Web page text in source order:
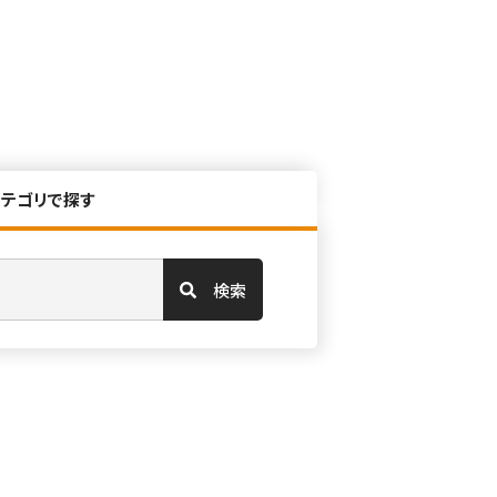
ゴリで探す
検索